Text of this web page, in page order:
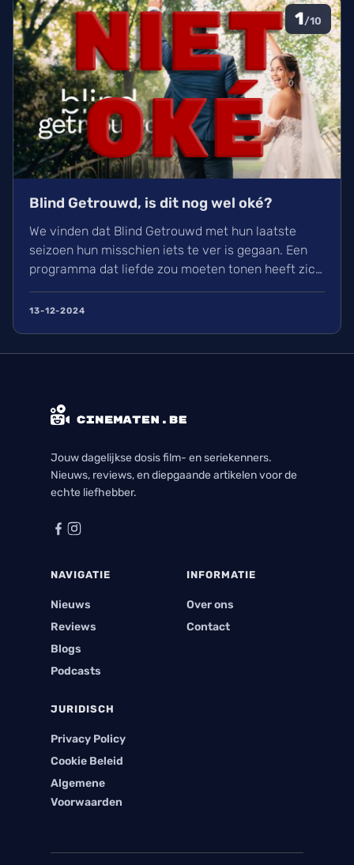
1/10
Blind Getrouwd, is dit nog wel oké?
We vinden dat Blind Getrouwd met hun laatste
seizoen hun misschien iets te ver is gegaan. Een
programma dat liefde zou moeten tonen heeft zich
meer gefocust om leed. Is dit de nieuwe soort van
uitlachtelevisie?
13-12-2024
Jouw dagelijkse dosis film- en seriekenners.
Nieuws, reviews, en diepgaande artikelen voor de
echte liefhebber.
NAVIGATIE
Nieuws
Reviews
Blogs
Podcasts
INFORMATIE
Over ons
Contact
JURIDISCH
Privacy Policy
Cookie Beleid
Algemene
Voorwaarden